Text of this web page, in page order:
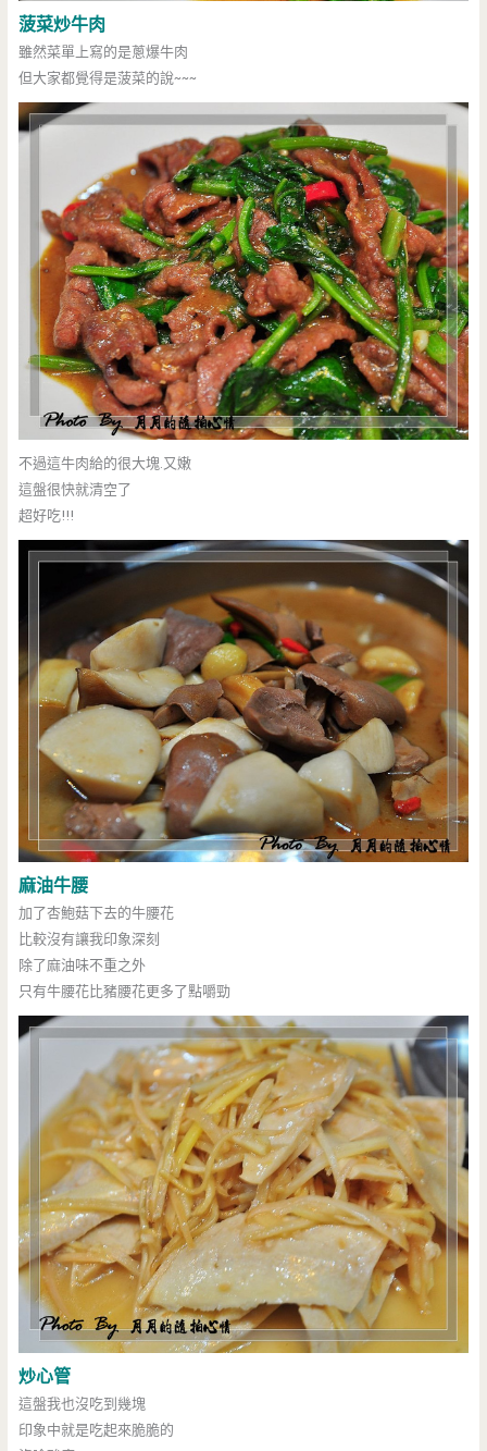
菠菜炒牛肉
雖然菜單上寫的是蔥爆牛肉
但大家都覺得是菠菜的說~~~
不過這牛肉給的很大塊.又嫩
這盤很快就清空了
超好吃!!!
麻油牛腰
加了杏鮑菇下去的牛腰花
比較沒有讓我印象深刻
除了麻油味不重之外
只有牛腰花比豬腰花更多了點嚼勁
炒心管
這盤我也沒吃到幾塊
印象中就是吃起來脆脆的